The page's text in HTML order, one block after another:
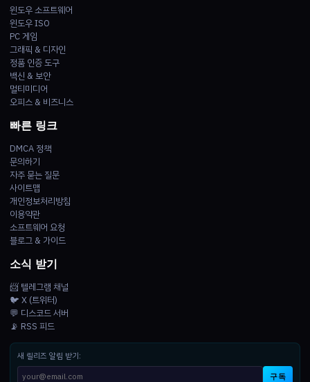
윈도우 소프트웨어
윈도우 ISO
PC 게임
그래픽 & 디자인
정품 인증 도구
백신 & 보안
멀티미디어
오피스 & 비즈니스
빠른 링크
DMCA 정책
문의하기
자주 묻는 질문
사이트맵
개인정보처리방침
이용약관
소프트웨어 요청
블로그 & 가이드
소식 받기
📨 텔레그램 채널
🐦 X (트위터)
💬 디스코드 서버
📡 RSS 피드
새 릴리즈 알림 받기:
구독